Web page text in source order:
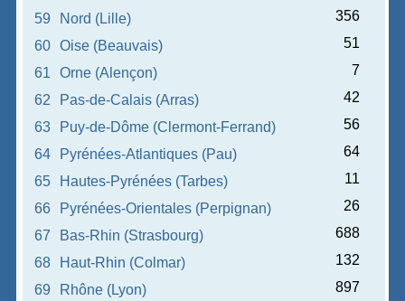
59
Nord (Lille)
356
60
Oise (Beauvais)
51
61
Orne (Alençon)
7
62
Pas-de-Calais (Arras)
42
63
Puy-de-Dôme (Clermont-Ferrand)
56
64
Pyrénées-Atlantiques (Pau)
64
65
Hautes-Pyrénées (Tarbes)
11
66
Pyrénées-Orientales (Perpignan)
26
67
Bas-Rhin (Strasbourg)
688
68
Haut-Rhin (Colmar)
132
69
Rhône (Lyon)
897